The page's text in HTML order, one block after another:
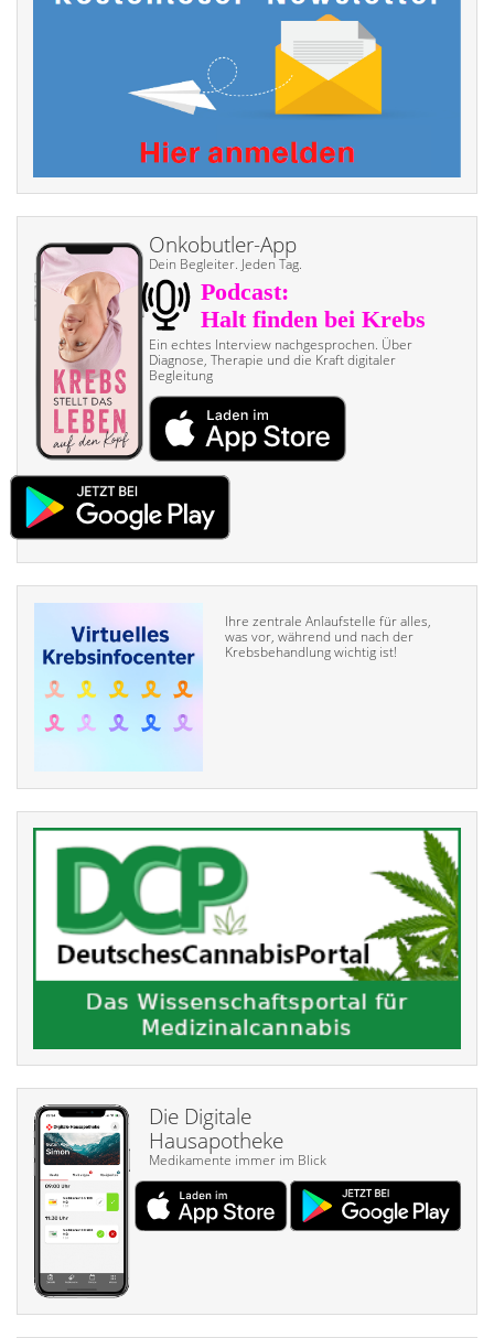
Onkobutler-App
Dein Begleiter. Jeden Tag.
Ein echtes Interview nach­gesprochen. Über
Diagnose, Therapie und die Kraft digitaler
Begleitung
Ihre zentrale Anlaufstelle für alles,
was vor, während und nach der
Krebsbehandlung wichtig ist!
Die Digitale
Hausapotheke
Medikamente immer im Blick